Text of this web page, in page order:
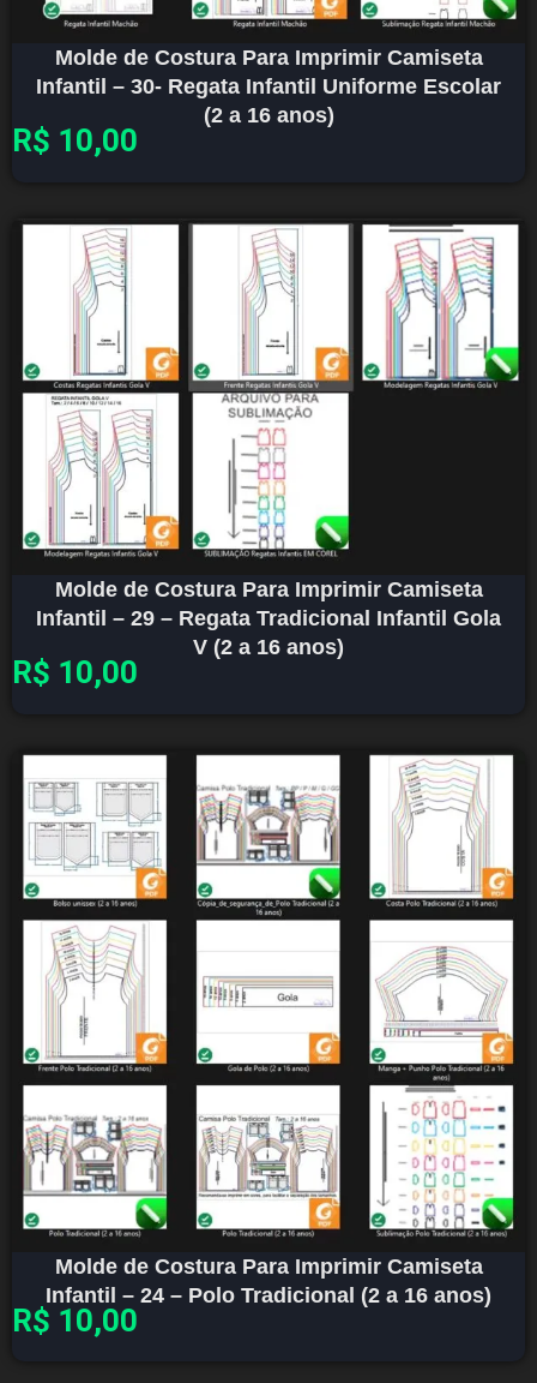
Molde de Costura Para Imprimir Camiseta
Infantil – 30- Regata Infantil Uniforme Escolar
(2 a 16 anos)
R$ 10,00
Molde de Costura Para Imprimir Camiseta
Infantil – 29 – Regata Tradicional Infantil Gola
V (2 a 16 anos)
R$ 10,00
Molde de Costura Para Imprimir Camiseta
Infantil – 24 – Polo Tradicional (2 a 16 anos)
R$ 10,00